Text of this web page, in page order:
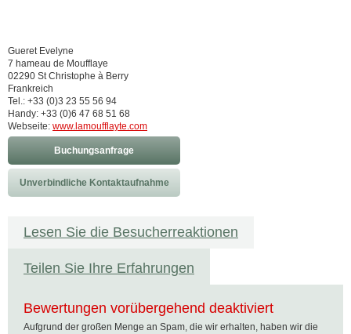
Gueret Evelyne
7 hameau de Moufflaye
02290 St Christophe à Berry
Frankreich
Tel.: +33 (0)3 23 55 56 94
Handy: +33 (0)6 47 68 51 68
Webseite: www.lamoufflayte.com
Buchungsanfrage
Unverbindliche Kontaktaufnahme
Lesen Sie die Besucherreaktionen
Teilen Sie Ihre Erfahrungen
Bewertungen vorübergehend deaktiviert
Aufgrund der großen Menge an Spam, die wir erhalten, haben wir die